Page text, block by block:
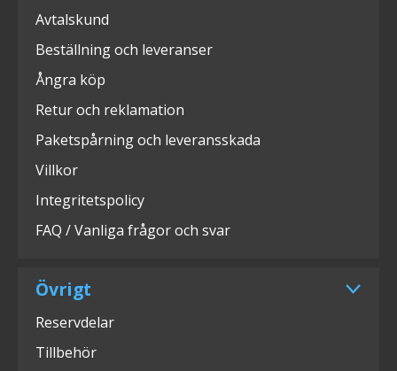
Avtalskund
Beställning och leveranser
Ångra köp
Retur och reklamation
Paketspårning och leveransskada
Villkor
Integritetspolicy
FAQ / Vanliga frågor och svar
Övrigt
Reservdelar
Tillbehör